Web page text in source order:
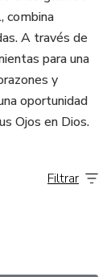
combina
A través de
para una
y
oportunidad
Ojos en Dios.
Filtrar